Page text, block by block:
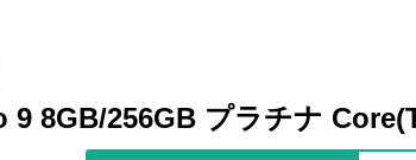
9 8GB/256GB プラチナ